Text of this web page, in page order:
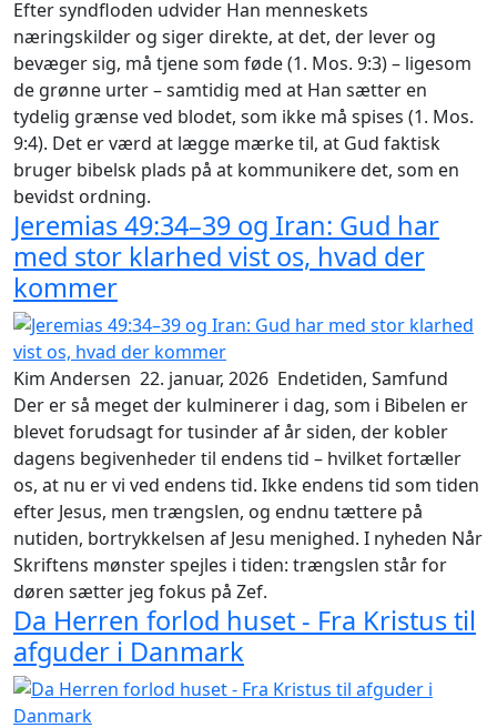
Efter syndfloden udvider Han menneskets
næringskilder og siger direkte, at det, der lever og
bevæger sig, må tjene som føde (1. Mos. 9:3) – ligesom
de grønne urter – samtidig med at Han sætter en
tydelig grænse ved blodet, som ikke må spises (1. Mos.
9:4). Det er værd at lægge mærke til, at Gud faktisk
bruger bibelsk plads på at kommunikere det, som en
bevidst ordning.
Jeremias 49:34–39 og Iran: Gud har
med stor klarhed vist os, hvad der
kommer
Kim Andersen 22. januar, 2026 Endetiden, Samfund
Der er så meget der kulminerer i dag, som i Bibelen er
blevet forudsagt for tusinder af år siden, der kobler
dagens begivenheder til endens tid – hvilket fortæller
os, at nu er vi ved endens tid. Ikke endens tid som tiden
efter Jesus, men trængslen, og endnu tættere på
nutiden, bortrykkelsen af Jesu menighed. I nyheden Når
Skriftens mønster spejles i tiden: trængslen står for
døren sætter jeg fokus på Zef.
Da Herren forlod huset - Fra Kristus til
afguder i Danmark